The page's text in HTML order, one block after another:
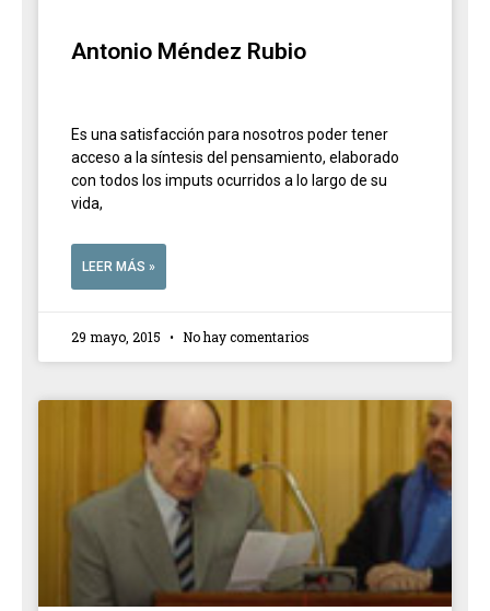
Antonio Méndez Rubio
Es una satisfacción para nosotros poder tener
acceso a la síntesis del pensamiento, elaborado
con todos los imputs ocurridos a lo largo de su
vida,
LEER MÁS »
29 mayo, 2015 No hay comentarios